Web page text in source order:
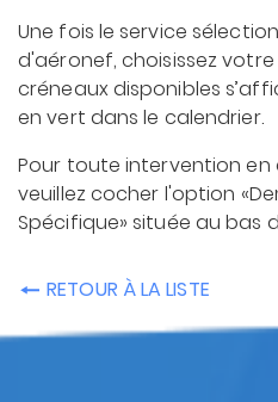
Une fois le service
d'aéronef, choisissez votre
créneaux disponibles
en vert dans le calendrier.
Pour toute intervention en
veuillez cocher l'option
Spécifique» située au bas
RETOUR À LA LISTE